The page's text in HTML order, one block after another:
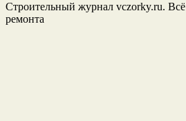
Строительный журнал vczorky.ru. Всё
ремонта